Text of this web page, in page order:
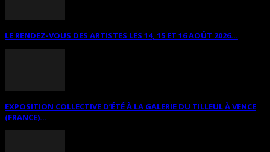
LE RENDEZ-VOUS DES ARTISTES LES 14, 15 ET 16 AOÛT 2026...
EXPOSITION COLLECTIVE D’ÉTÉ À LA GALERIE DU TILLEUL À VENCE
(FRANCE)...